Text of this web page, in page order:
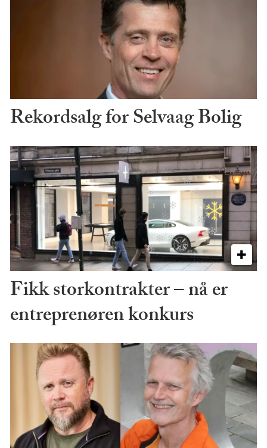
Rekordsalg for Selvaag Bolig
Fikk storkontrakter – nå er
entreprenøren konkurs